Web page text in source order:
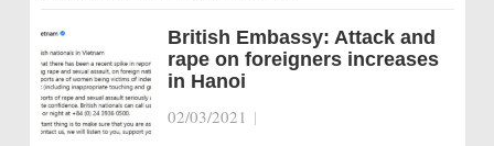
British Embassy: Attack and
rape on foreigners increases
in Hanoi
02/03/2021 |